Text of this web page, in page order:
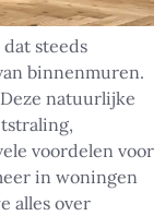
steeds
binnenmuren.
natuurlijke
voordelen voor
in woningen
alles over